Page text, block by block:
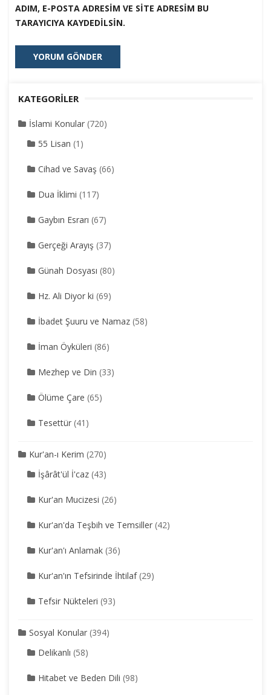
ADIM, E-POSTA ADRESIM VE SITE ADRESIM BU
TARAYICIYA KAYDEDILSIN.
KATEGORILER
İslami Konular (720)
55 Lisan (1)
Cihad ve Savaş (66)
Dua İklimi (117)
Gaybın Esrarı (67)
Gerçeği Arayış (37)
Günah Dosyası (80)
Hz. Ali Diyor ki (69)
İbadet Şuuru ve Namaz (58)
İman Öyküleri (86)
Mezhep ve Din (33)
Ölüme Çare (65)
Tesettür (41)
Kur'an-ı Kerim (270)
İşârât'ül İ'caz (43)
Kur'an Mucizesi (26)
Kur'an'da Teşbih ve Temsiller (42)
Kur'an'ı Anlamak (36)
Kur'an'ın Tefsirinde İhtilaf(29)
Tefsir Nükteleri (93)
Sosyal Konular (394)
Delikanlı (58)
Hitabet ve Beden Dili (98)